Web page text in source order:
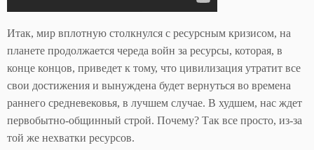
Итак, мир вплотную столкнулся с ресурсным кризисом, на
планете продолжается череда войн за ресурсы, которая, в
конце концов, приведет к тому, что цивилизация утратит все
свои достижения и вынуждена будет вернуться во времена
раннего средневековья, в лучшем случае. В худшем, нас ждет
первобытно-общинный строй. Почему? Так все просто, из-за
той же нехватки ресурсов.